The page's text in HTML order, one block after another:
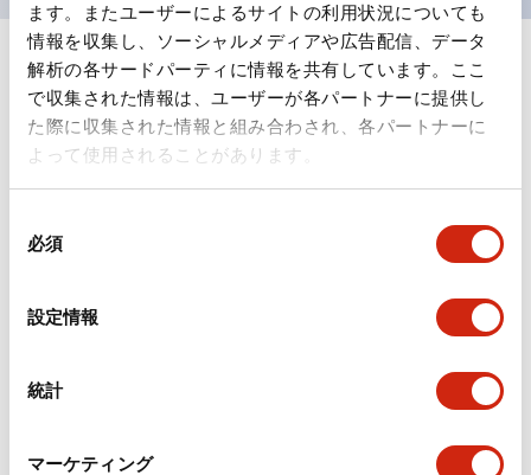
ます。またユーザーによるサイトの利用状況についても
情報を収集し、ソーシャルメディアや広告配信、データ
解析の各サードパーティに情報を共有しています。ここ
で収集された情報は、ユーザーが各パートナーに提供し
た際に収集された情報と組み合わされ、各パートナーに
よって使用されることがあります。
必須
設定情報
統計
マーケティング
仕様 すべて展開
形状仕様
電気的仕様(照光部定格)
環境仕様
機能仕様
機械的仕様